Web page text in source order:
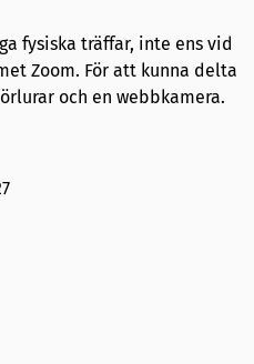
fysiska träffar, inte ens vid
Zoom. För att kunna delta
och en webbkamera.